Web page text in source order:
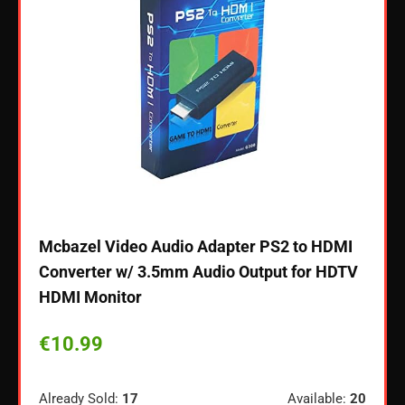
Mcbazel Video Audio Adapter PS2 to HDMI
Converter w/ 3.5mm Audio Output for HDTV
HDMI Monitor
€10.99
Already Sold: 17 Available: 20